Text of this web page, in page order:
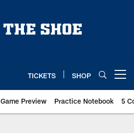
TICKETS SHOP
Game Preview Practice Notebook 5